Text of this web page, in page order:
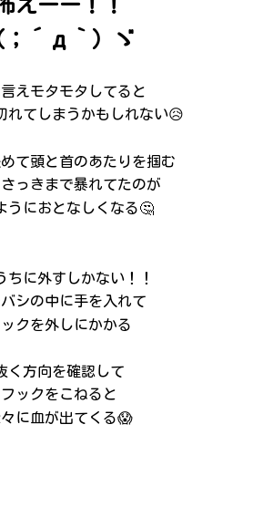
えーー！！
；´д｀）ゞ
えモタモタしてると
れてしまうかもしれない😥
て頭と首のあたりを掴む
っきまで暴れてたのが
うにおとなしくなる🤔
ちに外すしかない！！
シの中に手を入れて
ックを外しにかかる
く方向を確認して
フックをこねると
に血が出てくる😱